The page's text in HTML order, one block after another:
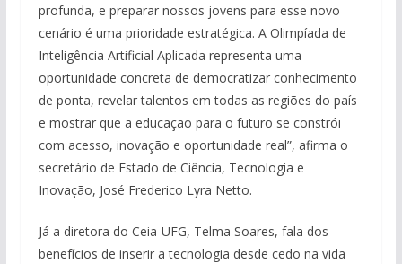
profunda, e preparar nossos jovens para esse novo
cenário é uma prioridade estratégica. A Olimpíada de
Inteligência Artificial Aplicada representa uma
oportunidade concreta de democratizar conhecimento
de ponta, revelar talentos em todas as regiões do país
e mostrar que a educação para o futuro se constrói
com acesso, inovação e oportunidade real”, afirma o
secretário de Estado de Ciência, Tecnologia e
Inovação, José Frederico Lyra Netto.
Já a diretora do Ceia-UFG, Telma Soares, fala dos
benefícios de inserir a tecnologia desde cedo na vida